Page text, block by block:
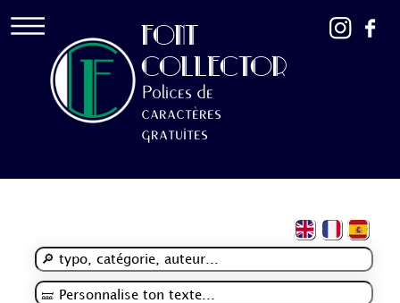
FONT
COLLECTOR
Polices de
caractères
gratuites